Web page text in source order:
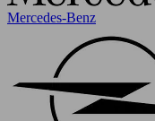
Mercedes-Benz